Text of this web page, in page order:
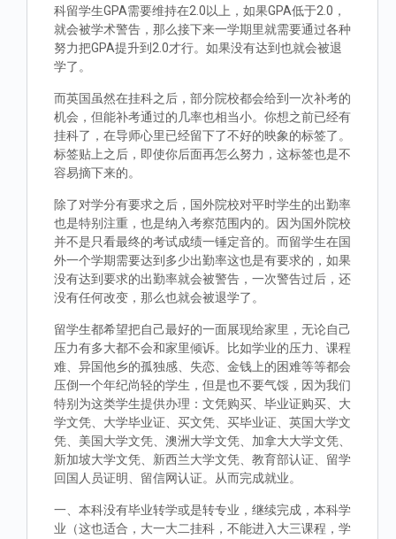
科留学生GPA需要维持在2.0以上，如果GPA低于2.0，
就会被学术警告，那么接下来一学期里就需要通过各种
努力把GPA提升到2.0才行。如果没有达到也就会被退
学了。
而英国虽然在挂科之后，部分院校都会给到一次补考的
机会，但能补考通过的几率也相当小。你想之前已经有
挂科了，在导师心里已经留下了不好的映象的标签了。
标签贴上之后，即使你后面再怎么努力，这标签也是不
容易摘下来的。
除了对学分有要求之后，国外院校对平时学生的出勤率
也是特别注重，也是纳入考察范围内的。因为国外院校
并不是只看最终的考试成绩一锤定音的。而留学生在国
外一个学期需要达到多少出勤率这也是有要求的，如果
没有达到要求的出勤率就会被警告，一次警告过后，还
没有任何改变，那么也就会被退学了。
留学生都希望把自己最好的一面展现给家里，无论自己
压力有多大都不会和家里倾诉。比如学业的压力、课程
难、异国他乡的孤独感、失恋、金钱上的困难等等都会
压倒一个年纪尚轻的学生，但是也不要气馁，因为我们
特别为这类学生提供办理：文凭购买、毕业证购买、大
学文凭、大学毕业证、买文凭、买毕业证、英国大学文
凭、美国大学文凭、澳洲大学文凭、加拿大大学文凭、
新加坡大学文凭、新西兰大学文凭、教育部认证、留学
回国人员证明、留信网认证。从而完成就业。
一、本科没有毕业转学或是转专业，继续完成，本科学
业（这也适合，大一大二挂科，不能进入大三课程，学